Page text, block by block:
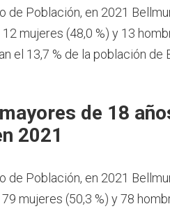
de Población, en 2021
mujeres (48,0 %) y 13
el 13,7 % de la población de
de 18
2021
de Población, en 2021
mujeres (50,3 %) y 78